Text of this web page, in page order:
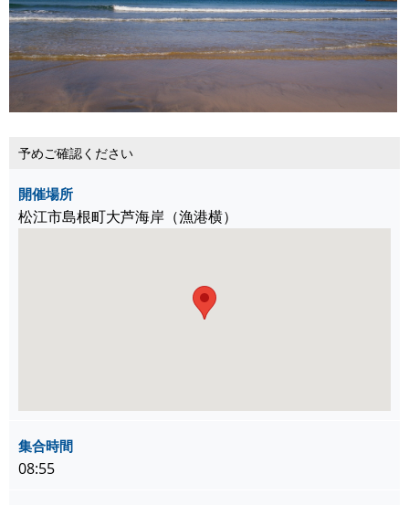
予めご確認ください
開催場所
松江市島根町大芦海岸（漁港横）
集合時間
08:55